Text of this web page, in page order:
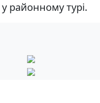
районному турі.